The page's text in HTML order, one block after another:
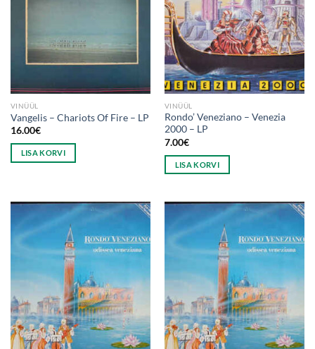
VINÜÜL
Vangelis – Chariots Of Fire – LP
16.00€
LISA KORVI
VINÜÜL
Rondo’ Veneziano – Venezia
2000 – LP
7.00€
LISA KORVI